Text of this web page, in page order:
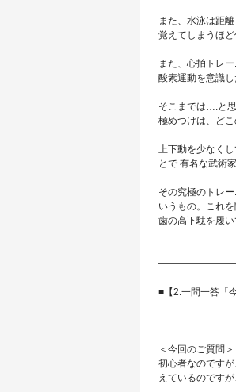
また、水泳は距
覚えてしまうほど
また、心拍トレ
酸素運動を意識
そこまでは….と
極めつけは、ど
上下動を少なく
とで 有名な武術
その究極のトレ
いうもの。これ
歯の高下駄を履
■【2.一問一答「
＜今回のご質問＞
初心者なのです
えているのです